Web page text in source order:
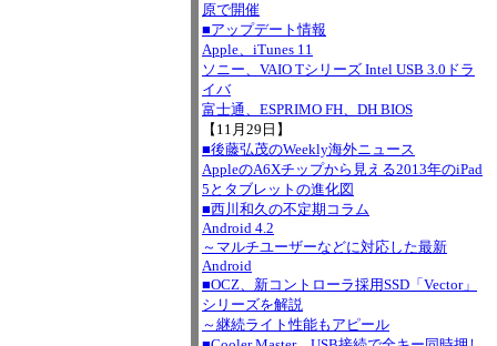
原で開催
■アップデート情報
Apple、iTunes 11
ソニー、VAIO Tシリーズ Intel USB 3.0ドラ
イバ
富士通、ESPRIMO FH、DH BIOS
【11月29日】
■後藤弘茂のWeekly海外ニュース
AppleのA6Xチップから見える2013年のiPad
5とタブレットの進化図
■西川和久の不定期コラム
Android 4.2
～マルチユーザーなどに対応した最新
Android
■OCZ、新コントローラ採用SSD「Vector」
シリーズを解説
～継続ライト性能もアピール